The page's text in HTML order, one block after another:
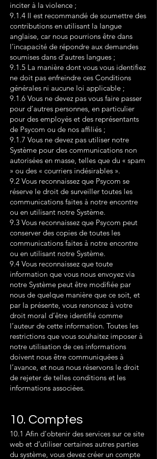
inciter à la violence ;
9.1.4 Il est recommandé de soumettre des
contributions en utilisant la langue
anglaise, car nous pourrions être dans
l’incapacité de répondre aux demandes
soumises dans d’autres langues ;
9.1.5 La manière dont vous vous identifiez
ne doit pas enfreindre ces Conditions
générales ni aucune loi applicable ;
9.1.6 Vous ne devez pas vous faire passer
pour d’autres personnes, en particulier
pour des employés et des représentants
de Psycom ou de nos affiliés ;
9.1.7 Vous ne devez pas utiliser notre
Système pour des communications non
autorisées en masse, telles que du « spam
» ou des « courriers indésirables ».
9.2 Vous reconnaissez que Psycom se
réserve le droit de surveiller toutes les
communications faites à notre encontre
ou en utilisant notre Système.
9.3 Vous reconnaissez que Psycom peut
conserver des copies de toutes les
communications faites à notre encontre
ou en utilisant notre Système.
9.4 Vous reconnaissez que toute
information que vous nous envoyez via
notre Système peut être modifiée par
nous de quelque manière que ce soit, et
par la présente, vous renoncez à votre
droit moral d’être identifié comme
l’auteur de cette information. Toutes les
restrictions que vous souhaitez imposer à
notre utilisation de ces informations
doivent nous être communiquées à
l’avance, et nous nous réservons le droit
de rejeter de telles conditions et les
informations associées.
10. Comptes
10.1 Afin d’obtenir des services sur ce site
web et d’utiliser certaines autres parties
du système, vous devez créer un compte